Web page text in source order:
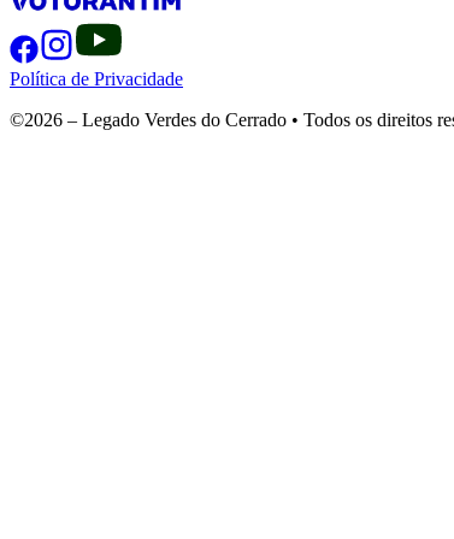
Política de Privacidade
©2026 – Legado Verdes do Cerrado • Todos os direitos